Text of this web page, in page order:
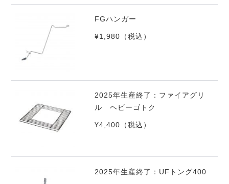
FGハンガー
¥1,980 （税込）
2025年生産終了：ファイアグリ
ル ヘビーゴトク
¥4,400 （税込）
2025年生産終了：UFトング400